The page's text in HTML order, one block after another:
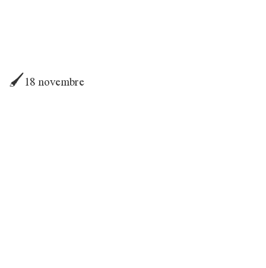
🖌18 novembre